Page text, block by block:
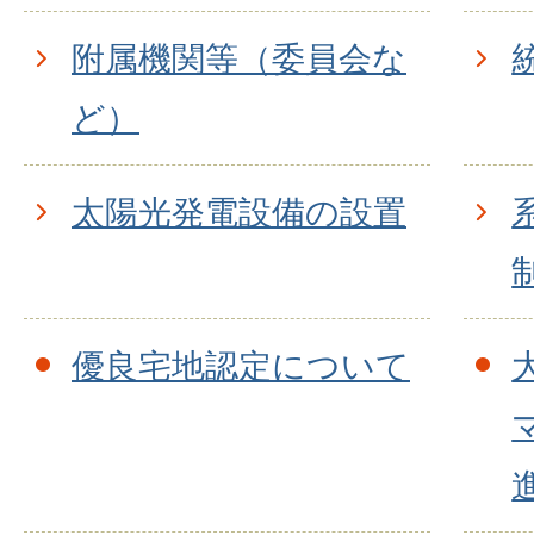
附属機関等（委員会な
ど）
太陽光発電設備の設置
優良宅地認定について